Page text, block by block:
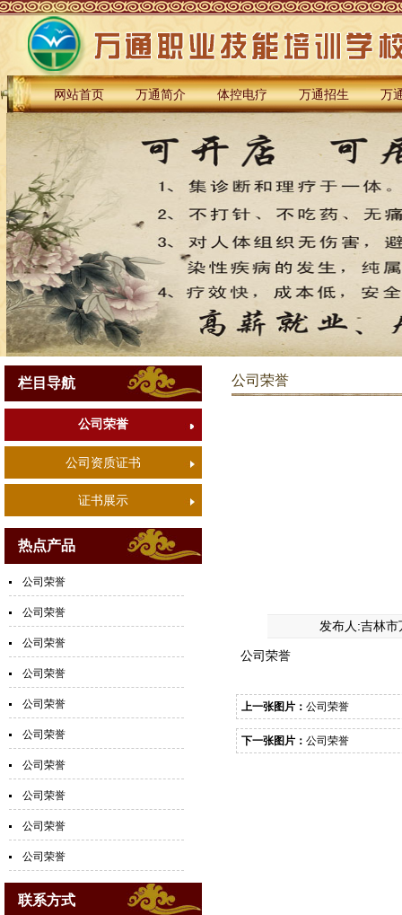
网站首页 万通简介 体控电疗 万通招生 万
栏目导航
公司荣誉
公司资质证书
证书展示
热点产品
公司荣誉
公司荣誉
公司荣誉
公司荣誉
公司荣誉
公司荣誉
公司荣誉
公司荣誉
公司荣誉
公司荣誉
联系方式
公司荣誉
发布人:吉林
公司荣誉
上一张图片： 公司荣誉
下一张图片： 公司荣誉